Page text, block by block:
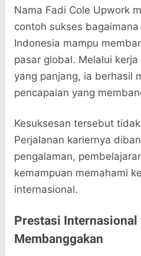
Nama Fadi Cole Upwork
contoh sukses
Indonesia mampu
pasar global. Melalui
yang panjang, ia berhasil
pencapaian yang
Kesuksesan tersebut
Perjalanan kariernya
pengalaman,
kemampuan memahami
internasional.
Prestasi Internasional
Membanggakan